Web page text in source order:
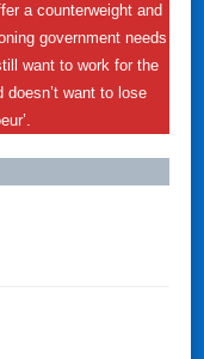
a counterweight and
government needs
want to work for the
want to lose